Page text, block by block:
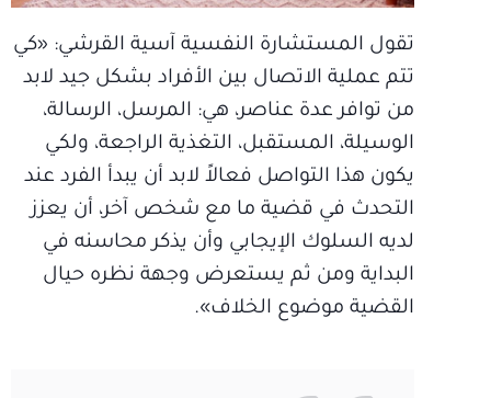
تقول المستشارة النفسية آسية القرشي: «كي
تتم عملية الاتصال بين الأفراد بشكل جيد لابد
من توافر عدة عناصر، هي: المرسل، الرسالة،
الوسيلة، المستقبل، التغذية الراجعة، ولكي
يكون هذا التواصل فعالاً لابد أن يبدأ الفرد عند
التحدث في قضية ما مع شخص آخر، أن يعزز
لديه السلوك الإيجابي وأن يذكر محاسنه في
البداية ومن ثم يستعرض وجهة نظره حيال
القضية موضوع الخلاف».